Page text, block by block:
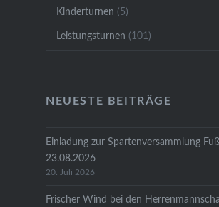
Kinderturnen (5)
Leistungsturnen (101)
NEUESTE BEITRÄGE
Einladung zur Spartenversammlung
23.08.2026
20. Juli 2026
Frischer Wind bei den